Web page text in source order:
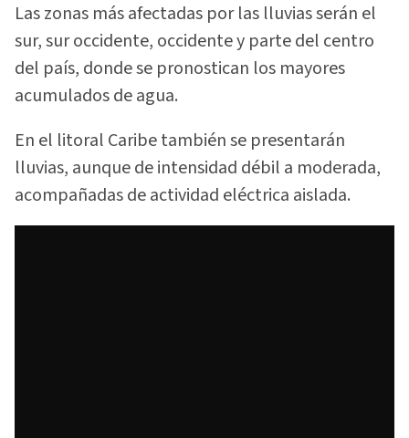
Las zonas más afectadas por las lluvias serán el
sur, sur occidente, occidente y parte del centro
del país, donde se pronostican los mayores
acumulados de agua.
En el litoral Caribe también se presentarán
lluvias, aunque de intensidad débil a moderada,
acompañadas de actividad eléctrica aislada.